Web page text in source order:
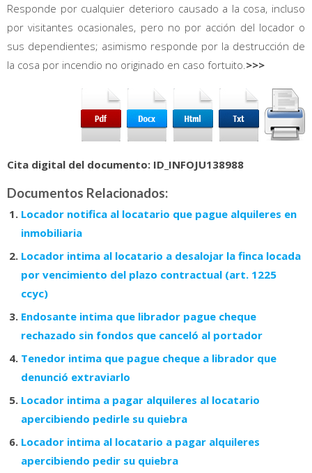
Responde por cualquier deterioro causado a la cosa, incluso
por visitantes ocasionales, pero no por acción del locador o
sus dependientes; asimismo responde por la destrucción de
la cosa por incendio no originado en caso fortuito. >>>
Cita digital del documento: ID_INFOJU138988
Documentos Relacionados:
Locador notifica al locatario que pague alquileres en
inmobiliaria
Locador intima al locatario a desalojar la finca locada
por vencimiento del plazo contractual (art. 1225
ccyc)
Endosante intima que librador pague cheque
rechazado sin fondos que canceló al portador
Tenedor intima que pague cheque a librador que
denunció extraviarlo
Locador intima a pagar alquileres al locatario
apercibiendo pedirle su quiebra
Locador intima al locatario a pagar alquileres
apercibiendo pedir su quiebra